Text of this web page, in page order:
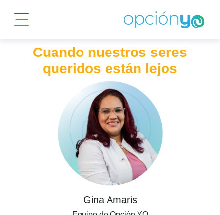
Cuando nuestros seres
queridos están lejos
Gina Amaris